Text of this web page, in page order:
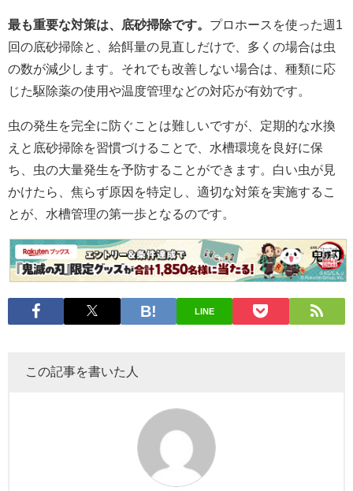
最も重要な対策は、底砂掃除です。 プロホースを使った週1
回の底砂掃除と、給餌量の見直しだけで、多くの場合は虫
の数が減少します。それでも改善しない場合は、種類に応
じた駆除薬の使用や温度管理などの対応が有効です。
虫の発生を完全に防ぐことは難しいですが、定期的な水換
えと底砂掃除を習慣づけることで、水槽環境を良好に保
ち、虫の大量発生を予防することができます。白い虫が見
かけたら、焦らず原因を特定し、適切な対策を実施するこ
とが、水槽管理の第一歩となるのです。
LINE
この記事を書いた人